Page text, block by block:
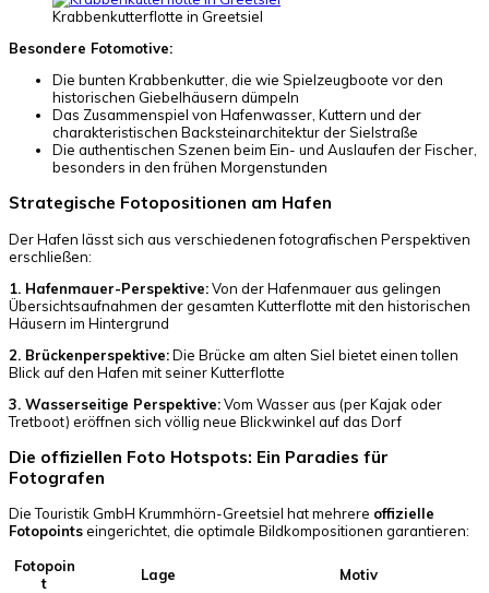
Krabbenkutterflotte in Greetsiel
Besondere Fotomotive:
Die bunten Krabbenkutter, die wie Spielzeugboote vor den
historischen Giebelhäusern dümpeln
Das Zusammenspiel von Hafenwasser, Kuttern und der
charakteristischen Backsteinarchitektur der Sielstraße
Die authentischen Szenen beim Ein- und Auslaufen der Fischer,
besonders in den frühen Morgenstunden
Strategische Fotopositionen am Hafen
Der Hafen lässt sich aus verschiedenen fotografischen Perspektiven
erschließen:
1. Hafenmauer-Perspektive:Von der Hafenmauer aus gelingen
Übersichtsaufnahmen der gesamten Kutterflotte mit den historischen
Häusern im Hintergrund
2. Brückenperspektive:Die Brücke am alten Siel bietet einen tollen
Blick auf den Hafen mit seiner Kutterflotte
3. Wasserseitige Perspektive:Vom Wasser aus (per Kajak oder
Tretboot) eröffnen sich völlig neue Blickwinkel auf das Dorf
Die offiziellen Foto Hotspots: Ein Paradies für
Fotografen
Die Touristik GmbH Krummhörn-Greetsiel hat mehrere offizielle
Fotopointseingerichtet, die optimale Bildkompositionen garantieren:
Fotopoin
t
Lage
Motiv